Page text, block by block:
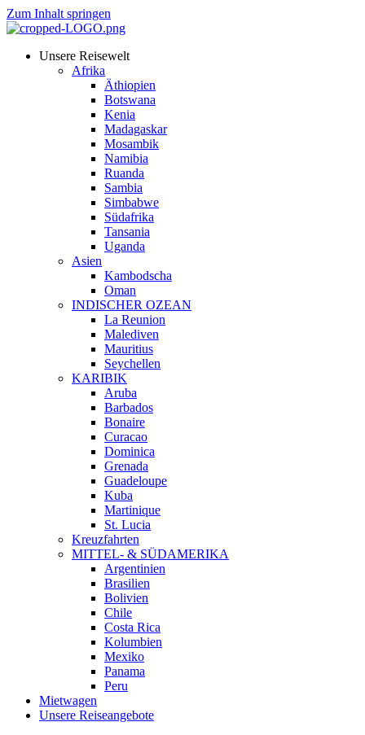
Zum Inhalt springen
Unsere Reisewelt
Afrika
Äthiopien
Botswana
Kenia
Madagaskar
Mosambik
Namibia
Ruanda
Sambia
Simbabwe
Südafrika
Tansania
Uganda
Asien
Kambodscha
Oman
INDISCHER OZEAN
La Reunion
Malediven
Mauritius
Seychellen
KARIBIK
Aruba
Barbados
Bonaire
Curacao
Dominica
Grenada
Guadeloupe
Kuba
Martinique
St. Lucia
Kreuzfahrten
MITTEL- & SÜDAMERIKA
Argentinien
Brasilien
Bolivien
Chile
Costa Rica
Kolumbien
Mexiko
Panama
Peru
Mietwagen
Unsere Reiseangebote